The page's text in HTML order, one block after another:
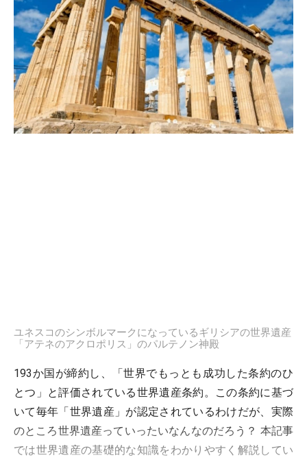
ユネスコのシンボルマークになっているギリシアの世界遺産
「アテネのアクロポリス」のパルテノン神殿
193か国が締約し、「世界でもっとも成功した条約のひ
とつ」と評価されている世界遺産条約。この条約に基づ
いて毎年「世界遺産」が認定されているわけだが、実際
のところ世界遺産っていったいなんなのだろう？ 本記事
では世界遺産の基礎的な知識をわかりやすく解説してい